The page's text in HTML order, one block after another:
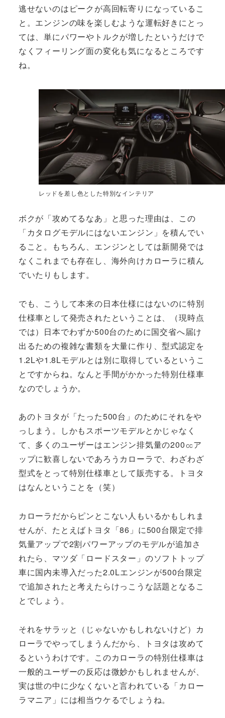
逃せないのはピークが高回転寄りになっているこ
と。エンジンの味を楽しむような運転好きにとっ
ては、単にパワーやトルクが増したというだけで
なくフィーリング面の変化も気になるところです
ね。
レッドを差し色とした特別なインテリア
ボクが「攻めてるなあ」と思った理由は、この
「カタログモデルにはないエンジン」を積んでい
ること。もちろん、エンジンとしては新開発では
なくこれまでも存在し、海外向けカローラに積ん
でいたりもします。
でも、こうして本来の日本仕様にはないのに特別
仕様車として発売されたということは、（現時点
では）日本でわずか500台のために国交省へ届け
出るための複雑な書類を大量に作り、型式認定を
1.2Lや1.8Lモデルとは別に取得しているというこ
とですからね。なんと手間がかかった特別仕様車
なのでしょうか。
あのトヨタが「たった500台」のためにそれをや
っしまう。しかもスポーツモデルとかじゃなく
て、多くのユーザーはエンジン排気量の200㏄ア
ップに歓喜しないであろうカローラで、わざわざ
型式をとって特別仕様車として販売する。トヨタ
はなんということを（笑）
カローラだからピンとこない人もいるかもしれま
せんが、たとえばトヨタ「86」に500台限定で排
気量アップで2割パワーアップのモデルが追加さ
れたら、マツダ「ロードスター」のソフトトップ
車に国内未導入だった2.0Lエンジンが500台限定
で追加されたと考えたらけっこうな話題となるこ
とでしょう。
それをサラッと（じゃないかもしれないけど）カ
ローラでやってしまうんだから、トヨタは攻めて
るというわけです。このカローラの特別仕様車は
一般的ユーザーの反応は微妙かもしれませんが、
実は世の中に少なくないと言われている「カロー
ラマニア」には相当ウケるでしょうね。